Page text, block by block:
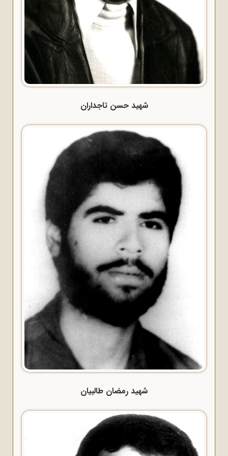
شهید حسن تاجداران
شهید رمضان طالبیان